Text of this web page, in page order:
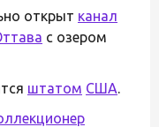
открыт канал
с озером
штатом США.